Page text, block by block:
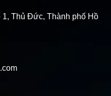
1, Thủ Đức, Thành phố Hồ